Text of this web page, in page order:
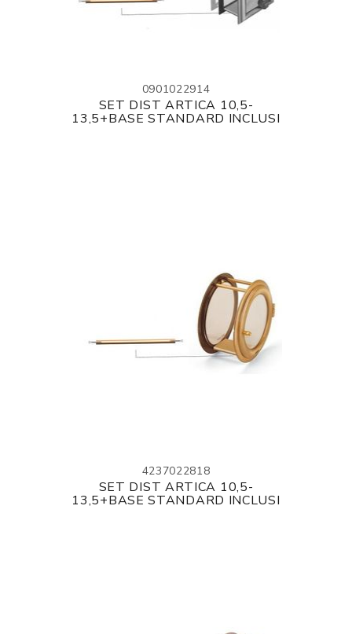
0901022914
SET DIST ARTICA 10,5-
13,5+BASE STANDARD INCLUSI
4237022818
SET DIST ARTICA 10,5-
13,5+BASE STANDARD INCLUSI